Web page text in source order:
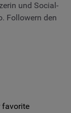
und Social-
Followern den
favorite